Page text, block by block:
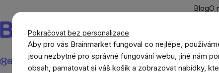
Pokračovat bez personalizace
Aby pro vás Brainmarket fungoval co nejlépe,
jsou nezbytné pro správné fungování webu, jiné nám
obsah, pamatovat si váš košík a zobrazovat nabídky,
obsah
BlogO
Hledat
BrainMax® Léto Ušetři CíleDoplňky stravy a výživa